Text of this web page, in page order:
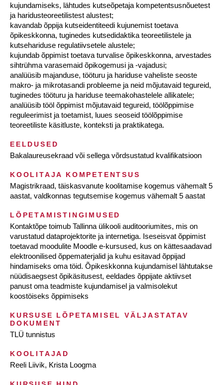
kujundamiseks, lähtudes kutseõpetaja kompetentsusnõuetest
ja haridusteoreetilistest alustest;
kavandab õppija kutseidentiteedi kujunemist toetava
õpikeskkonna, tuginedes kutsedidaktika teoreetilistele ja
kutsehariduse regulatiivsetele alustele;
kujundab õppimist toetava turvalise õpikeskkonna, arvestades
sihtrühma varasemaid õpikogemusi ja -vajadusi;
analüüsib majanduse, tööturu ja hariduse vaheliste seoste
makro- ja mikrotasandi probleeme ja neid mõjutavaid tegureid,
tuginedes tööturu ja hariduse teemakohastelele allikatele;
analüüsib tööl õppimist mõjutavaid tegureid, töölõppimise
reguleerimist ja toetamist, luues seoseid töölõppimise
teoreetiliste käsitluste, konteksti ja praktikatega.
EELDUSED
Bakalaureusekraad või sellega võrdsustatud kvalifikatsioon
KOOLITAJA KOMPETENTSUS
Magistrikraad, täiskasvanute koolitamise kogemus vähemalt 5
aastat, valdkonnas tegutsemise kogemus vähemalt 5 aastat
LÕPETAMISTINGIMUSED
Kontaktõpe toimub Tallinna ülikooli auditooriumites, mis on
varustatud dataprojektorite ja internetiga. Iseseisvat õppimist
toetavad moodulite Moodle e-kursused, kus on kättesaadavad
elektroonilised õppematerjalid ja kuhu esitavad õppijad
hindamiseks oma töid. Õpikeskkonna kujundamisel lähtutakse
nüüdisaegsest õpikäsitusest, eeldades õppijate aktiivset
panust oma teadmiste kujundamisel ja valmisolekut
koostöiseks õppimiseks
KURSUSE LÕPETAMISEL VÄLJASTATAV
DOKUMENT
TLÜ tunnistus
KOOLITAJAD
Reeli Liivik, Krista Loogma